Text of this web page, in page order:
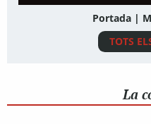
Portada |
TOTS
La